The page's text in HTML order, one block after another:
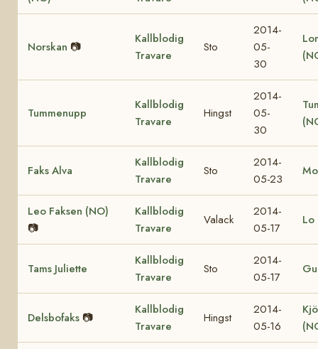
Norskan 📷
Kallblodig
Travare
Sto
2014-
05-
30
Tummenupp
Kallblodig
Travare
Hingst
2014-
05-
30
Faks Alva
Kallblodig
Travare
Sto
2014-
05-23
Leo Faksen (NO)
📷
Kallblodig
Travare
Valack
2014-
05-17
Lo
Tams Juliette
Kallblodig
Travare
Sto
2014-
05-17
Delsbofaks 📷
Kallblodig
Travare
Hingst
2014-
05-16